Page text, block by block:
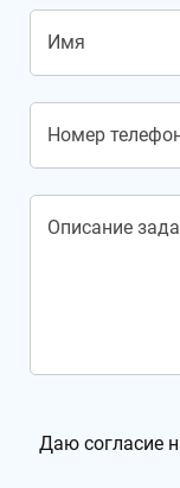
Имя
Номер
Описание
Даю согласие